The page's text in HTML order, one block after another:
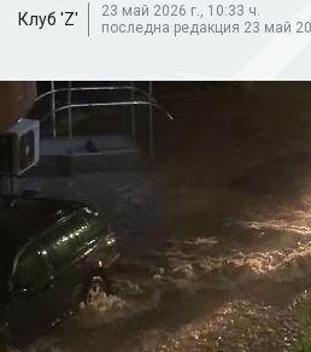
Клуб 'Z'
23 май 2026 г., 10:33 ч.
последна редакция 23 май